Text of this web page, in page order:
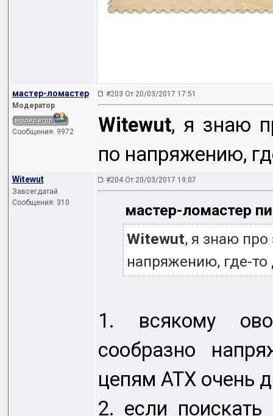
мастер-ломастер
Модератор
Сообщения: 9972
#203 От 20/03/2017 17:51
Witewut, я знаю
по напряжению,
Witewut
Завсегдатай
Сообщения: 310
#204 От 20/03/2017 19:07
мастер-ломастер
Witewut, я знаю
напряжению, где-то
1. всякому
сообразно
цепям АТХ очень
2. если